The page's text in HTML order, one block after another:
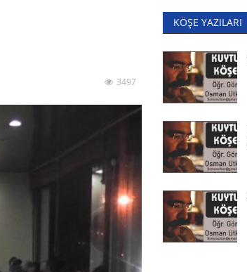
3497
KÖŞE YAZILARI